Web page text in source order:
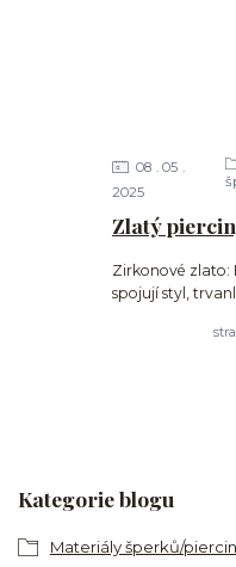
Kategorie blogu
Materiály šperků/
Zlatý
08
05
2025
Zirkonové zlato:
spojují styl,